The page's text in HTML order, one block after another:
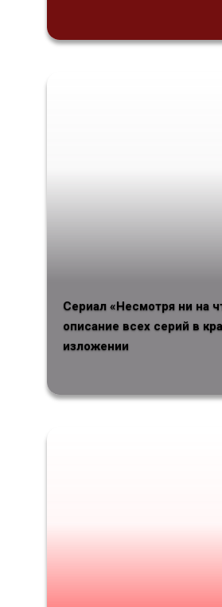
Сериал «Несмотря ни на
описание всех серий в
изложении